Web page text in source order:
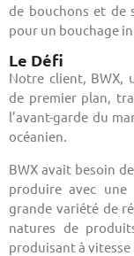
de bouchons et de
pour un bouchage
Le Défi
Notre client, BWX,
de premier plan,
l’avant-garde du
océanien.
BWX avait besoin
produire avec
grande variété de
natures de
produisant à vitesse